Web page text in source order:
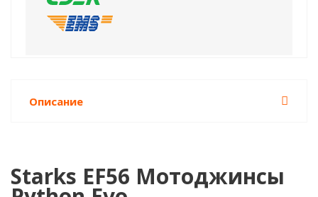
Описание
Starks EF56 Мотоджинсы